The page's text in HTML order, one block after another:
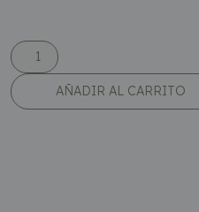
AÑADIR AL CARRITO